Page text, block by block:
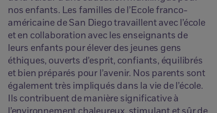
nos enfants. Les familles de l’Ecole franco-
américaine de San Diego travaillent avec l’école
et en collaboration avec les enseignants de
leurs enfants pour élever des jeunes gens
éthiques, ouverts d’esprit, confiants, équilibrés
et bien préparés pour l’avenir. Nos parents sont
également très impliqués dans la vie de l’école.
Ils contribuent de manière significative à